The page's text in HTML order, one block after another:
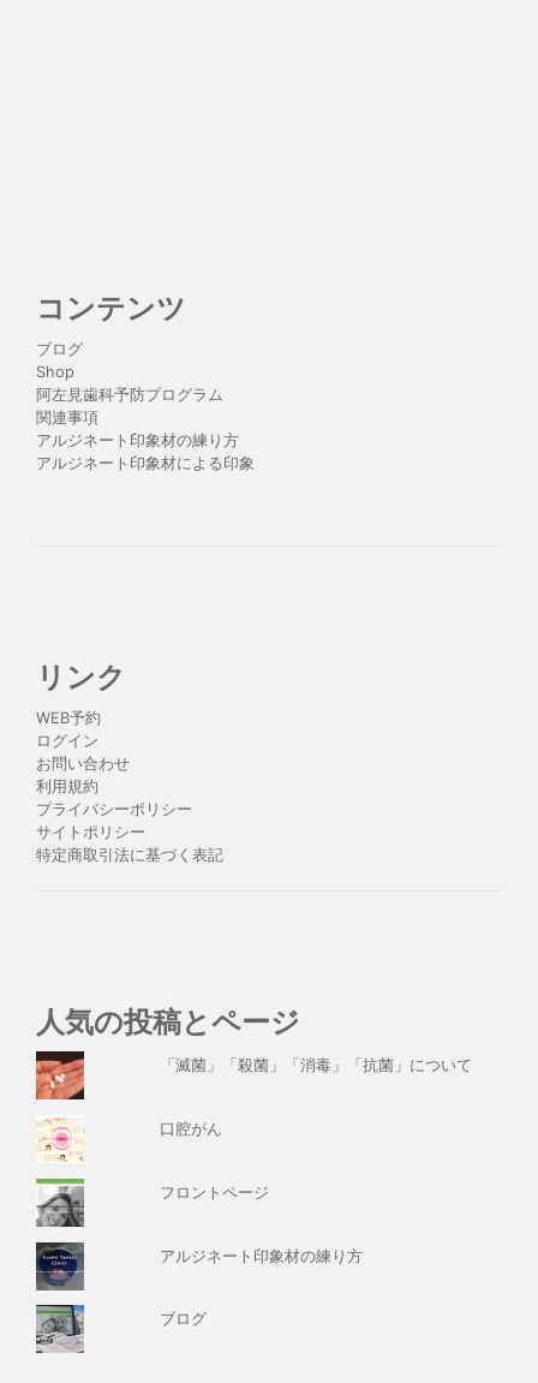
コンテンツ
ブログ
Shop
阿左見歯科予防プログラム
関連事項
アルジネート印象材の練り方
アルジネート印象材による印象
リンク
WEB予約
ログイン
お問い合わせ
利用規約
プライバシーポリシー
サイトポリシー
特定商取引法に基づく表記
人気の投稿とページ
「滅菌」「殺菌」「消毒」「抗菌」について
口腔がん
フロントページ
アルジネート印象材の練り方
ブログ